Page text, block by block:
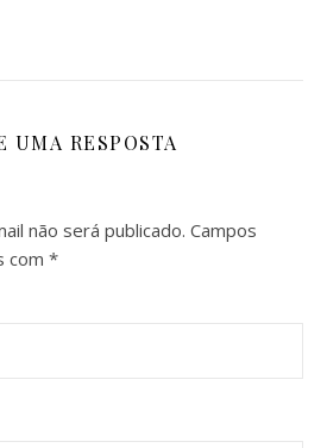
UMA RESPOSTA
não será publicado. Campos
com *